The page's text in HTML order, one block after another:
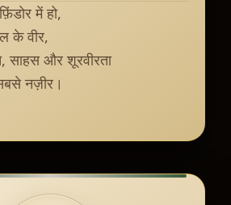
में हो,
के वीर,
साहस और शूरवीरता
नज़ीर।